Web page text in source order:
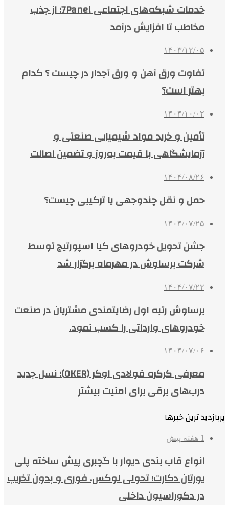
خدمات شبکه‌های اجتماعی 7Panel؛ از جذب
مخاطب تا افزایش درآمد
۱۴۰۳/۱۲/۰۵
تفاوت ورق آهن و ورق آجدار در چیست ؟ کدام
بهتر است؟
۱۴۰۴/۱۰/۰۲
تأمین و خرید مواد شیمیایی صنعتی و
آزمایشگاهی با قیمت به‌روز و تضمین اصالت
۱۴۰۴/۰۸/۲۶
حمل و نقل چندوجهی یا ترکیبی چیست؟
۱۴۰۴/۰۷/۲۵
جشن تحویل خودروهای کیا اسپورتیج توسط
شرکت برساوش در مهرماه برگزار شد
۱۴۰۴/۰۷/۲۲
برساوش رتبه اول رضایتمندی مشتریان در صنعت
خودروهای وارداتی را کسب نمود.
۱۴۰۴/۰۷/۰۶
معرفی کرکره فولادی اوکر (OKER)؛ نسل جدید
درب‌های برقی برای امنیت بیشتر
پربازدید ترین خبرها
1 هفته پیش
انواع قاب بندی دیوار با گچبری پیش ساخته پلی
یورتان دکارت؛ تحولی لوکس، فوری و بدون تخریب
در دکوراسیون داخلی